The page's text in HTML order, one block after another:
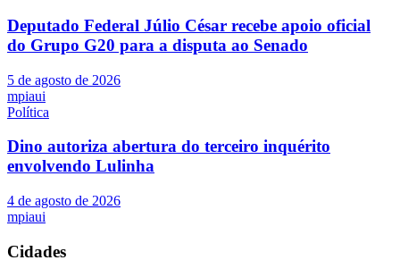
Deputado Federal Júlio César recebe apoio oficial
do Grupo G20 para a disputa ao Senado
5 de agosto de 2026
mpiaui
Política
Dino autoriza abertura do terceiro inquérito
envolvendo Lulinha
4 de agosto de 2026
mpiaui
Cidades